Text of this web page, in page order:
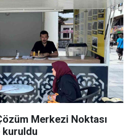
Merkezi Noktası
kuruldu